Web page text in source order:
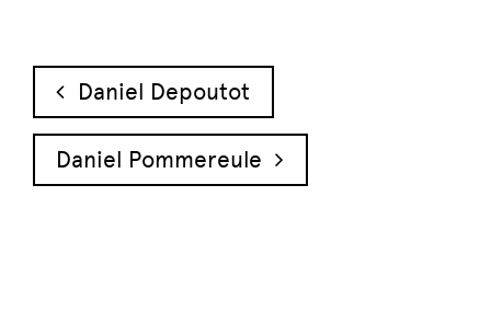
Navigation des articles
Daniel Depoutot
Daniel Pommereule